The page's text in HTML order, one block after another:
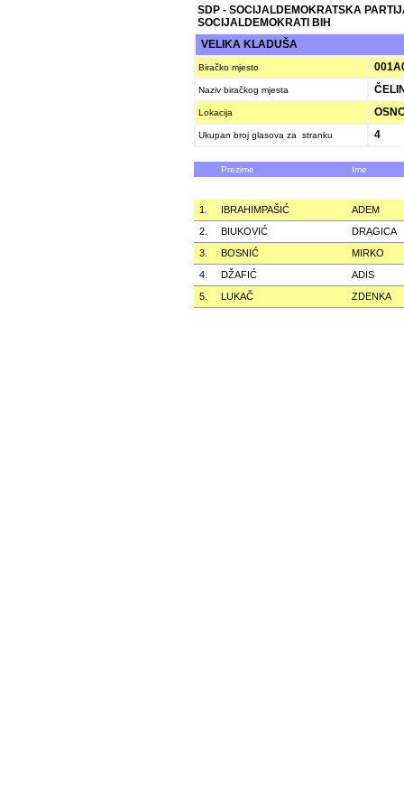
SDP - SOCIJALDEMOKRATSKA
SOCIJALDEMOKRATI BIH
VELIKA KLADUŠA
Biračko mjesto
Naziv biračkog mjesta
Lokacija
Ukupan broj glasova za stranku 4
Prezime Ime
1. IBRAHIMPAŠIĆ
ADEM
2.
BIUKOVIĆ
DRAGICA
3.
BOSNIĆ
MIRKO
4.
DŽAFIĆ
ADIS
5.
LUKAČ ZDENKA